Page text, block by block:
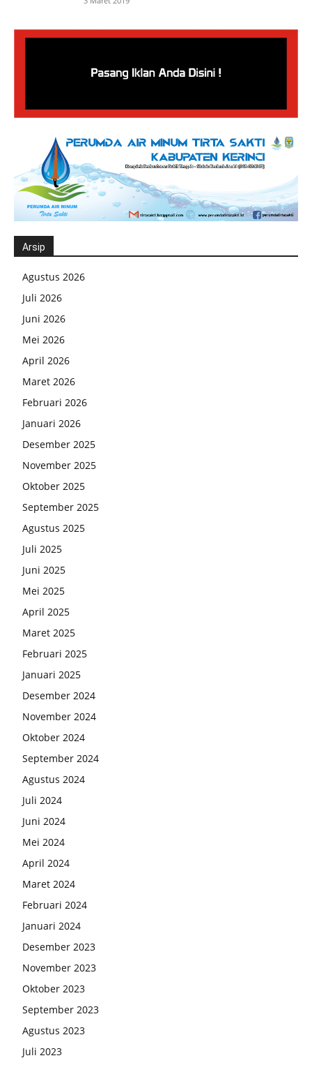
Arsip
Agustus 2026
Juli 2026
Juni 2026
Mei 2026
April 2026
Maret 2026
Februari 2026
Januari 2026
Desember 2025
November 2025
Oktober 2025
September 2025
Agustus 2025
Juli 2025
Juni 2025
Mei 2025
April 2025
Maret 2025
Februari 2025
Januari 2025
Desember 2024
November 2024
Oktober 2024
September 2024
Agustus 2024
Juli 2024
Juni 2024
Mei 2024
April 2024
Maret 2024
Februari 2024
Januari 2024
Desember 2023
November 2023
Oktober 2023
September 2023
Agustus 2023
Juli 2023